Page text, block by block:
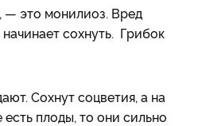
— это монилиоз. Вред
сохнуть. Грибок
Сохнут соцветия, а на
плоды, то они сильно